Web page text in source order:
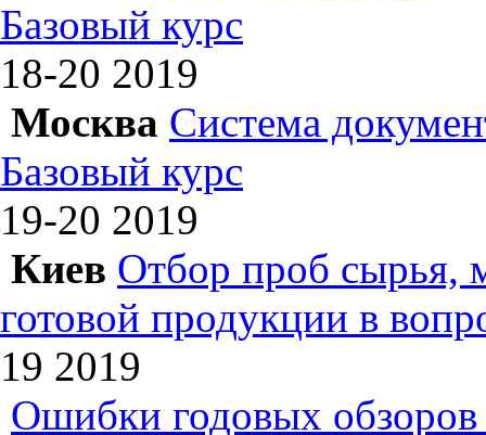
Базовый курс
18-20 2019
Москва Система
Базовый курс
19-20 2019
Киев Отбор проб сырья,
готовой продукции в
19 2019
Ошибки годовых обзоров